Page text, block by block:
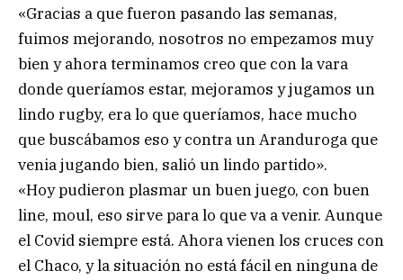
«Gracias a que fueron pasando las semanas,
fuimos mejorando, nosotros no empezamos muy
bien y ahora terminamos creo que con la vara
donde queríamos estar, mejoramos y jugamos un
lindo rugby, era lo que queríamos, hace mucho
que buscábamos eso y contra un Aranduroga que
venia jugando bien, salió un lindo partido».
«Hoy pudieron plasmar un buen juego, con buen
line, moul, eso sirve para lo que va a venir. Aunque
el Covid siempre está. Ahora vienen los cruces con
el Chaco, y la situación no está fácil en ninguna de